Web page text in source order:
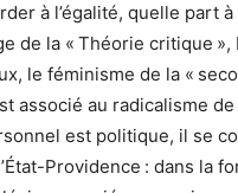
à l’égalité, quelle part
de la « Théorie critique
le féminisme de la «
associé au radicalisme
est politique, il se
Providence : dans la